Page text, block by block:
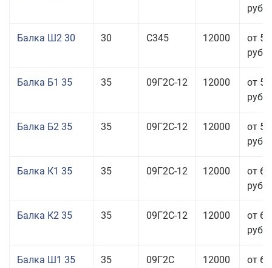
руб.
Балка Ш2 30 30 С345 12000
от
руб.
Балка Б1 35 35 09Г2С-12 12000
от
руб.
Балка Б2 35 35 09Г2С-12 12000
от
руб.
Балка К1 35 35 09Г2С-12 12000
от
руб.
Балка К2 35 35 09Г2С-12 12000
от
руб.
Балка Ш1 35 35 09Г2С 12000
от